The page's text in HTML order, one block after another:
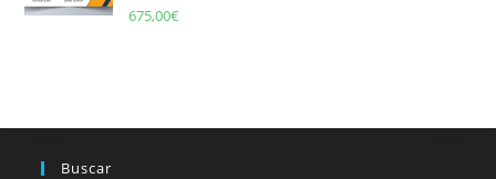
675,00€
Buscar